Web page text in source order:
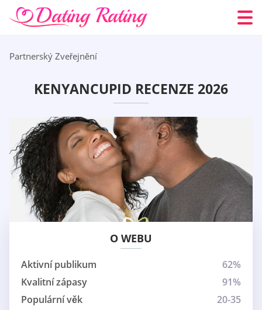
Partnerský Zveřejnění
KENYANCUPID RECENZE 2026
O WEBU
Aktivní publikum
62%
Kvalitní zápasy
91%
Populární věk
20-35